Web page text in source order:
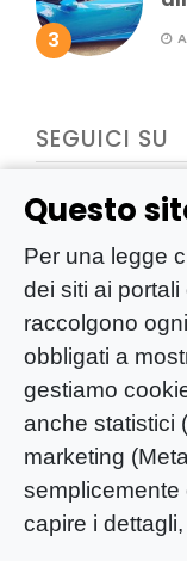
Questo
Per una legge
dei siti ai
raccolgono
obbligati a
gestiamo
anche statistici
marketing
semplicemente
capire i
3
SEGUICI SU
YOU-ng Slow